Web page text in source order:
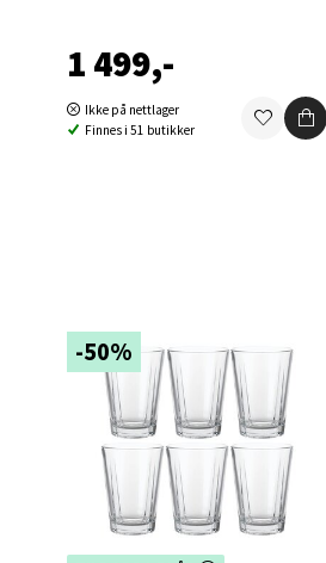
1 499,-
Ikke på nettlager
Finnes i 51 butikker
-50%